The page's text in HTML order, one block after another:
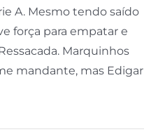
A. Mesmo tendo saído
força para empatar e
Marquinhos
mandante, mas Edigar